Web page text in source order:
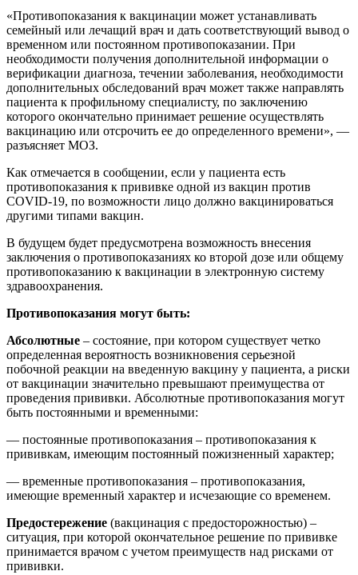
«Противопоказания к вакцинации может устанавливать
семейный или лечащий врач и дать соответствующий вывод о
временном или постоянном противопоказании. При
необходимости получения дополнительной информации о
верификации диагноза, течении заболевания, необходимости
дополнительных обследований врач может также направлять
пациента к профильному специалисту, по заключению
которого окончательно принимает решение осуществлять
вакцинацию или отсрочить ее до определенного времени», —
разъясняет МОЗ.
Как отмечается в сообщении, если у пациента есть
противопоказания к прививке одной из вакцин против
COVID-19, по возможности лицо должно вакцинироваться
другими типами вакцин.
В будущем будет предусмотрена возможность внесения
заключения о противопоказаниях ко второй дозе или общему
противопоказанию к вакцинации в электронную систему
здравоохранения.
Противопоказания могут быть:
Абсолютные – состояние, при котором существует четко
определенная вероятность возникновения серьезной
побочной реакции на введенную вакцину у пациента, а риски
от вакцинации значительно превышают преимущества от
проведения прививки. Абсолютные противопоказания могут
быть постоянными и временными:
— постоянные противопоказания – противопоказания к
прививкам, имеющим постоянный пожизненный характер;
— временные противопоказания – противопоказания,
имеющие временный характер и исчезающие со временем.
Предостережение (вакцинация с предосторожностью) –
ситуация, при которой окончательное решение по прививке
принимается врачом с учетом преимуществ над рисками от
прививки.